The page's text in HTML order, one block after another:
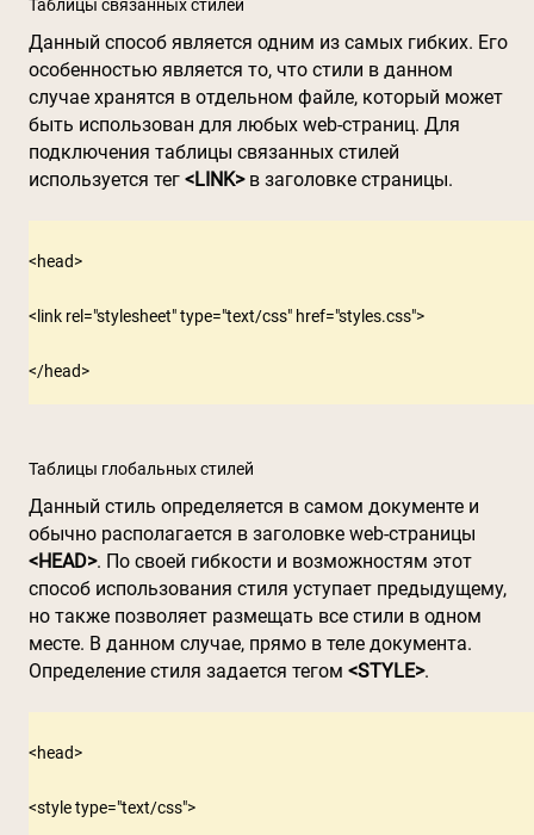
Таблицы связанных стилей
Данный способ является одним из самых гибких. Его
особенностью является то, что стили в данном
случае хранятся в отдельном файле, который может
быть использован для любых web-страниц. Для
подключения таблицы связанных стилей
используется тег <LINK>в заголовке страницы.
<head>
<link rel="stylesheet" type="text/css" href="styles.css">
Таблицы глобальных стилей
Данный стиль определяется в самом документе и
обычно располагается в заголовке web-страницы
<HEAD>. По своей гибкости и возможностям этот
способ использования стиля уступает предыдущему,
но также позволяет размещать все стили в одном
месте. В данном случае, прямо в теле документа.
Определение стиля задается тегом <STYLE>.
<head>
<style type="text/css">